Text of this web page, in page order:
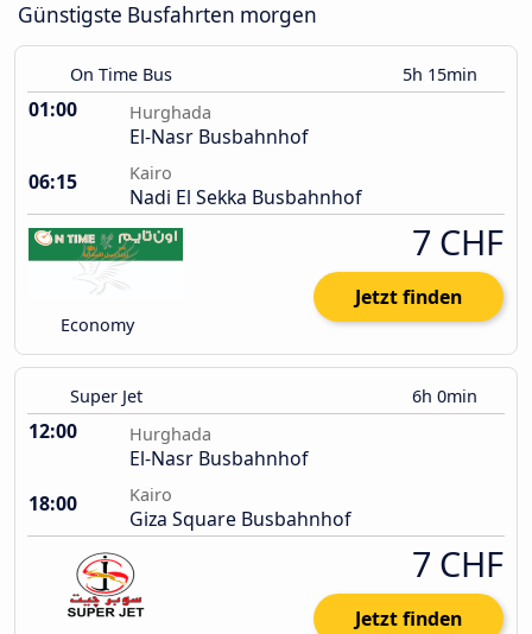
Günstigste Busfahrten morgen
On Time Bus 5h 15min
01:00 Hurghada
El-Nasr Busbahnhof
06:15
Kairo
Nadi El Sekka Busbahnhof
Economy
7 CHF
Jetzt finden
Super Jet 6h 0min
12:00 Hurghada
El-Nasr Busbahnhof
18:00
Kairo
Giza Square Busbahnhof
7 CHF
Jetzt finden